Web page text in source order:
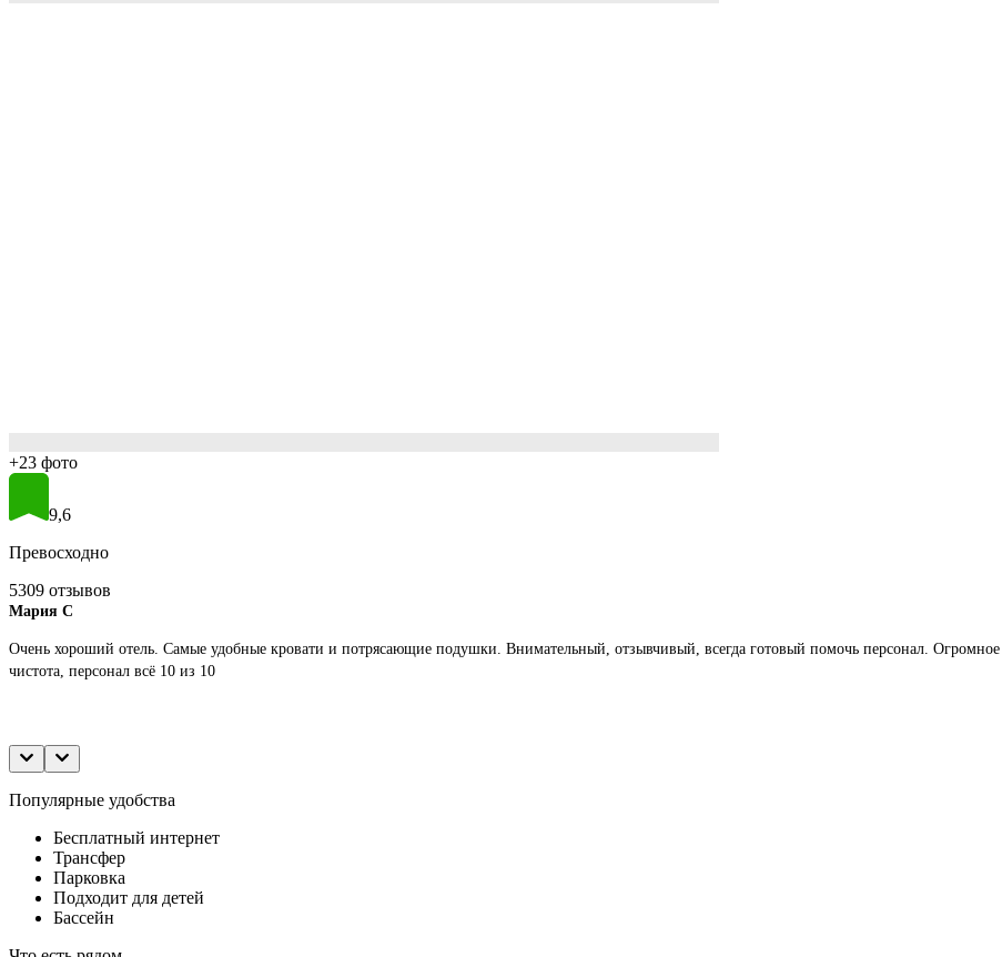
+23 фото
9,6
Превосходно
5309 отзывов
Мария С
Очень хороший отель. Самые удобные кровати и потрясающие подушки. Внимательный, отзывчивый, всегда готовый помочь персонал. Огромное
чистота, персонал всё 10 из 10
Популярные удобства
Бесплатный интернет
Трансфер
Парковка
Подходит для детей
Бассейн